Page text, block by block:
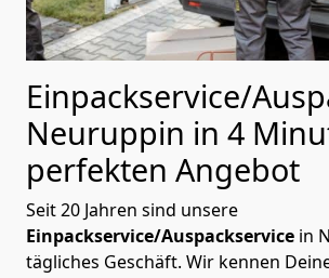
Einpackservice/
Neuruppin in 4
perfekten Angebot
Seit 20 Jahren sind unsere
Einpackservice/Auspackservice in
tägliches Geschäft. Wir kennen